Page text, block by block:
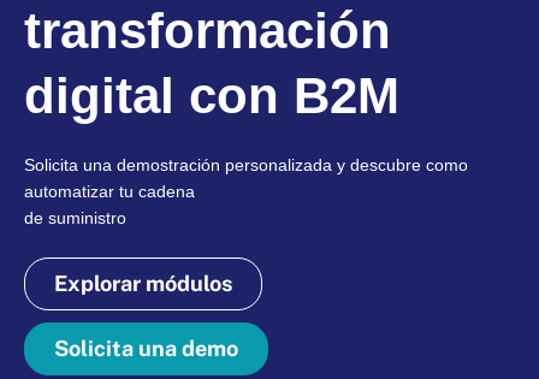
transformación
digital con B2M
Solicita una demostración personalizada y descubre como
automatizar tu cadena
de suministro
Explorar módulos
Solicita una demo